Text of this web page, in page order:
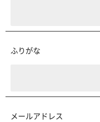
ふりがな
メールアドレス